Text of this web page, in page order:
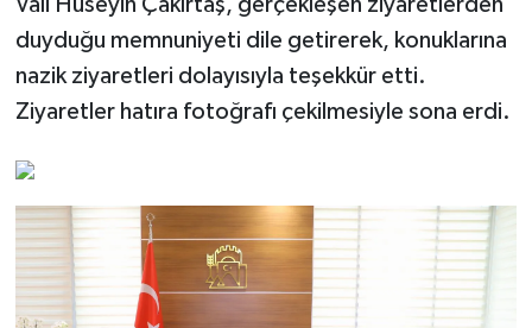
Vali Hüseyin Çakırtaş, gerçekleşen ziyaretlerden
duyduğu memnuniyeti dile getirerek, konuklarına
nazik ziyaretleri dolayısıyla teşekkür etti.
Ziyaretler hatıra fotoğrafı çekilmesiyle sona erdi.